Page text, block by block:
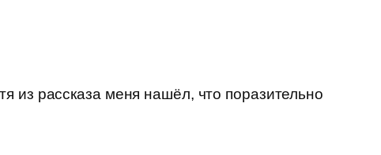
из рассказа меня нашёл, что поразительно